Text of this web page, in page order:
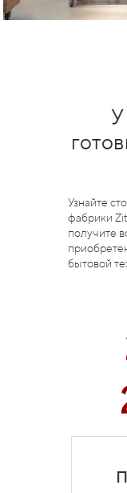
У
Узнайте
фабрики
получите
бытовой